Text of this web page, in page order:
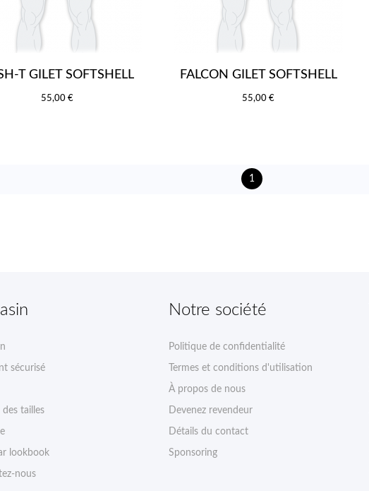
T GILET SOFTSHELL
55,00 €
FALCON GILET SOFTSHELL
55,00 €
1
sécurisé
des tailles
lookbook
nous
Notre société
Politique de confidentialité
Termes et conditions d'utilisation
À propos de nous
Devenez revendeur
Détails du contact
Sponsoring